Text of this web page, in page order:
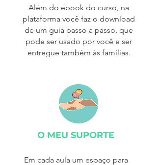
Além do ebook do curso, na
plataforma você faz o download
de um guia passo a passo, que
pode ser usado por você e ser
entregue também às famílias.
O MEU SUPORTE
Em cada aula um espaço para